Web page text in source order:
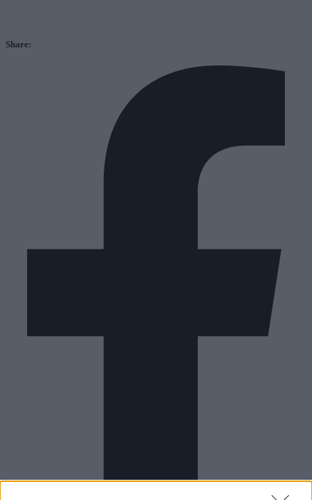
Share: